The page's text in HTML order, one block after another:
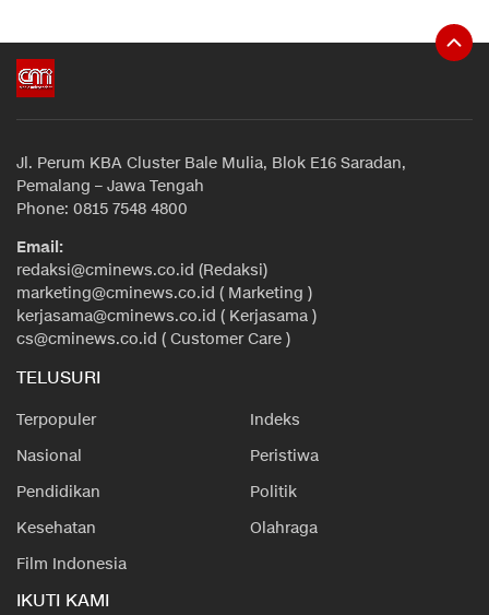
Jl. Perum KBA Cluster Bale Mulia, Blok E16 Saradan,
Pemalang – Jawa Tengah
Phone: 0815 7548 4800
Email:
redaksi@cminews.co.id (Redaksi)
marketing@cminews.co.id ( Marketing )
kerjasama@cminews.co.id ( Kerjasama )
cs@cminews.co.id ( Customer Care )
TELUSURI
Terpopuler
Indeks
Nasional
Peristiwa
Pendidikan
Politik
Kesehatan
Olahraga
Film Indonesia
IKUTI KAMI